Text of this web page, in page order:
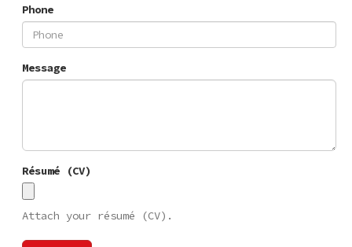
Phone
Message
Résumé (CV)
Attach your résumé (CV).